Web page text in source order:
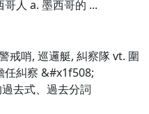
人 a. 墨西哥的 ...
戒哨, 巡邏艇, 糾察隊 vt. 圍
任糾察 &#x1f508;
去式、過去分詞